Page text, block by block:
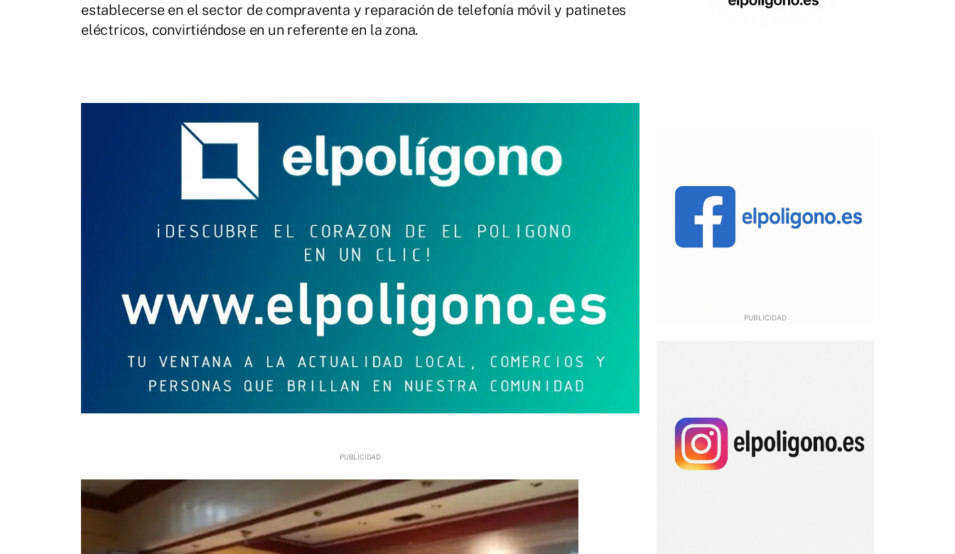
establecerse en el sector de compraventa y reparación de telefonía móvil y patinetes
eléctricos, convirtiéndose en un referente en la zona.